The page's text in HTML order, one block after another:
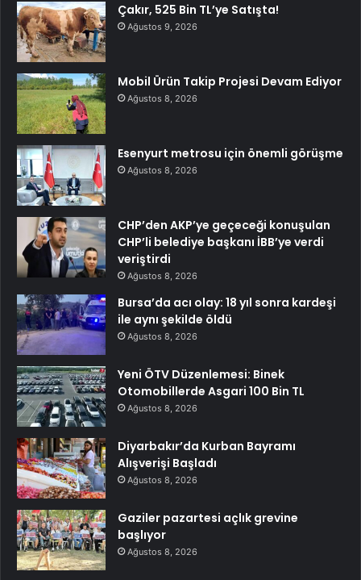
Çakır, 525 Bin TL’ye Satışta!
Ağustos 9, 2026
Mobil Ürün Takip Projesi Devam Ediyor
Ağustos 8, 2026
Esenyurt metrosu için önemli görüşme
Ağustos 8, 2026
CHP’den AKP’ye geçeceği konuşulan
CHP’li belediye başkanı İBB’ye verdi
veriştirdi
Ağustos 8, 2026
Bursa’da acı olay: 18 yıl sonra kardeşi
ile aynı şekilde öldü
Ağustos 8, 2026
Yeni ÖTV Düzenlemesi: Binek
Otomobillerde Asgari 100 Bin TL
Ağustos 8, 2026
Diyarbakır’da Kurban Bayramı
Alışverişi Başladı
Ağustos 8, 2026
Gaziler pazartesi açlık grevine
başlıyor
Ağustos 8, 2026